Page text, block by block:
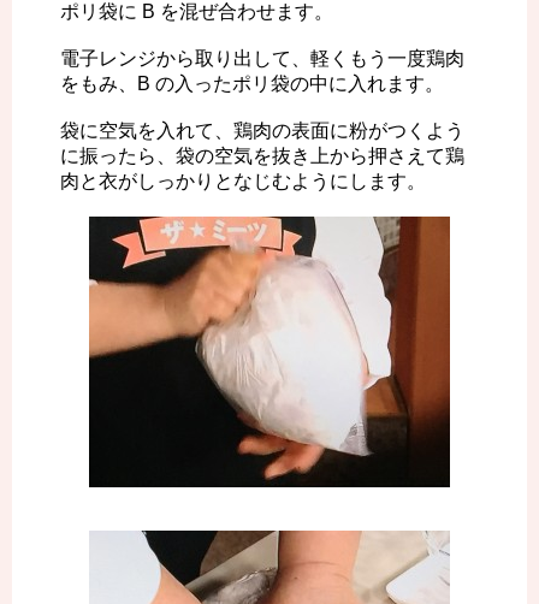
ポリ袋に B を混ぜ合わせます。
電子レンジから取り出して、軽くもう一度鶏肉
をもみ、B の入ったポリ袋の中に入れます。
袋に空気を入れて、鶏肉の表面に粉がつくよう
に振ったら、袋の空気を抜き上から押さえて鶏
肉と衣がしっかりとなじむようにします。